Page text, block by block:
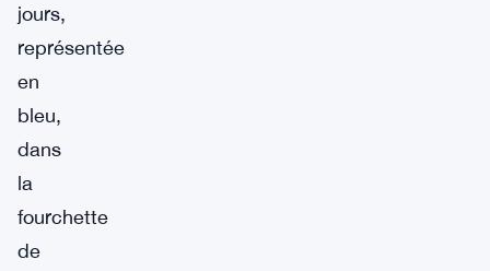
jours,
représentée
en
bleu,
dans
la
fourchette
de